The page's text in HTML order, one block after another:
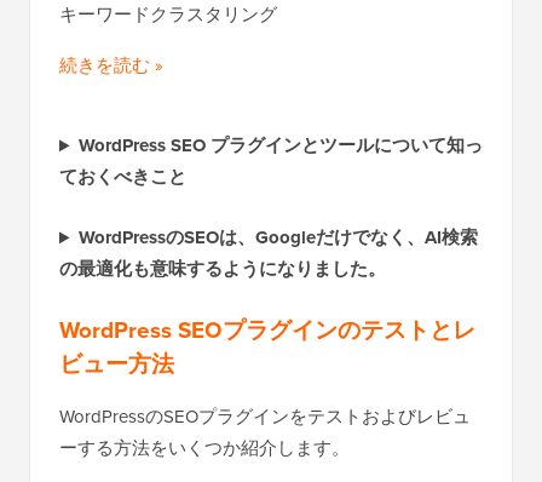
キーワードクラスタリング
続きを読む »
WordPress SEO プラグインとツールについて知っ
ておくべきこと
WordPressのSEOは、Googleだけでなく、AI検索
の最適化も意味するようになりました。
WordPress SEOプラグインのテストとレ
ビュー方法
WordPressのSEOプラグインをテストおよびレビュ
ーする方法をいくつか紹介します。